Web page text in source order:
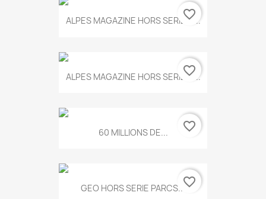
ALPES MAGAZINE HORS SERIE N...
favorite_border
ALPES MAGAZINE HORS SERIE N...
favorite_border
60 MILLIONS DE... favorite_border
GEO HORS SERIE PARCS...favorite_border